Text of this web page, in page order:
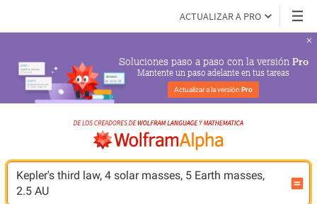
ACTUALIZAR A PRO
Soluciones paso a paso con la versión Pro
Mantente un paso adelante en tus tareas
Actualizar a la versión Pro
Kepler's third law, 4 solar masses, 5 Earth masses,
2.5 AU